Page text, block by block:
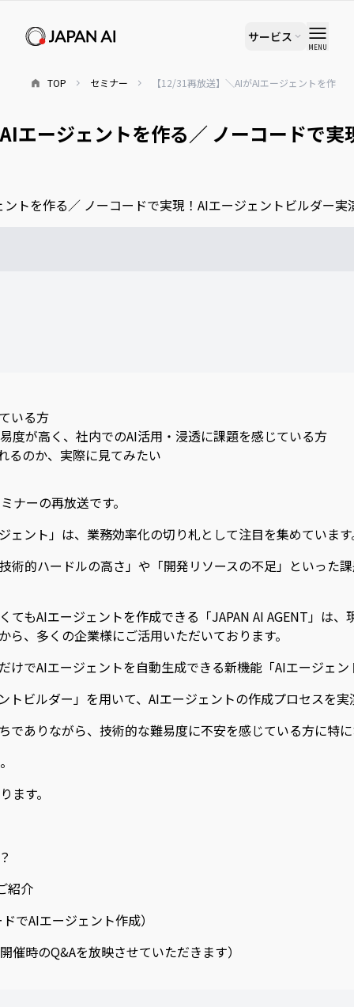
サービス
MENU
TOP セミナー 【12/31再放送】＼AIがAIエージェントを作
エージェントを作る／ ノーコードで実
いる方
度が高く、社内でのAI活用・浸透に課題を感じている方
るのか、実際に見てみたい
ーの再放送です。
ェント」は、業務効率化の切り札として注目を集めていま
術的ハードルの高さ」や「開発リソースの不足」といった
てもAIエージェントを作成できる「JAPAN AI AGENT」は
、多くの企業様にご活用いただいております。
けでAIエージェントを自動生成できる新機能「AIエージェ
トビルダー」を用いて、AIエージェントの作成プロセスを
でありながら、技術的な難易度に不安を感じている方に特
ます。
紹介
でAIエージェント作成）
時のQ&Aを放映させていただきます）